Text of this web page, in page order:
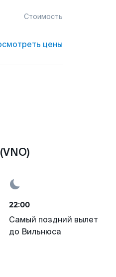
Стоимость
цены
22:00
Самый поздний вылет
до Вильнюса